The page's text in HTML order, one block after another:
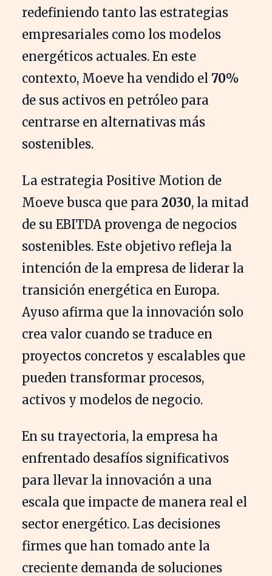
redefiniendo tanto las estrategias
empresariales como los modelos
energéticos actuales. En este
contexto, Moeve ha vendido el 70%
de sus activos en petróleo para
centrarse en alternativas más
sostenibles.
La estrategia Positive Motion de
Moeve busca que para 2030, la mitad
de su EBITDA provenga de negocios
sostenibles. Este objetivo refleja la
intención de la empresa de liderar la
transición energética en Europa.
Ayuso afirma que la innovación solo
crea valor cuando se traduce en
proyectos concretos y escalables que
pueden transformar procesos,
activos y modelos de negocio.
En su trayectoria, la empresa ha
enfrentado desafíos significativos
para llevar la innovación a una
escala que impacte de manera real el
sector energético. Las decisiones
firmes que han tomado ante la
creciente demanda de soluciones